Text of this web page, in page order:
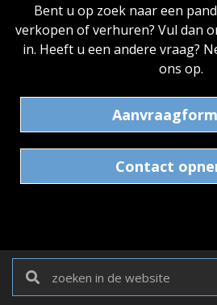
Bent u op zoek naar een
verkopen of verhuren? Vul dan
in. Heeft u een andere vraag?
ons op.
Contact